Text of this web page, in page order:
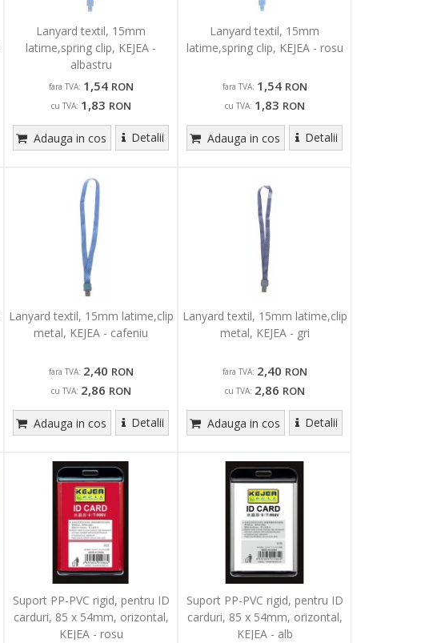
Lanyard textil, 15mm
latime,spring clip, KEJEA -
albastru
fara TVA: 1,54 RON
cu TVA: 1,83 RON
Adauga in cos Detalii
Lanyard textil, 15mm
latime,spring clip, KEJEA - rosu
fara TVA: 1,54 RON
cu TVA: 1,83 RON
Adauga in cos Detalii
Lanyard textil, 15mm latime,clip
metal, KEJEA - cafeniu
fara TVA: 2,40 RON
cu TVA: 2,86 RON
Adauga in cos Detalii
Lanyard textil, 15mm latime,clip
metal, KEJEA - gri
fara TVA: 2,40 RON
cu TVA: 2,86 RON
Adauga in cos Detalii
Suport PP-PVC rigid, pentru ID
carduri, 85 x 54mm, orizontal,
KEJEA - rosu
Suport PP-PVC rigid, pentru ID
carduri, 85 x 54mm, orizontal,
KEJEA - alb